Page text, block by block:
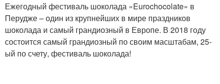
Ежегодный фестиваль шоколада «Eurochocolate» в
Перудже – один из крупнейших в мире праздников
шоколада и самый грандиозный в Европе. В 2018 году
состоится самый грандиозный по своим масштабам, 25-
ый по счету, фестиваль шоколада!